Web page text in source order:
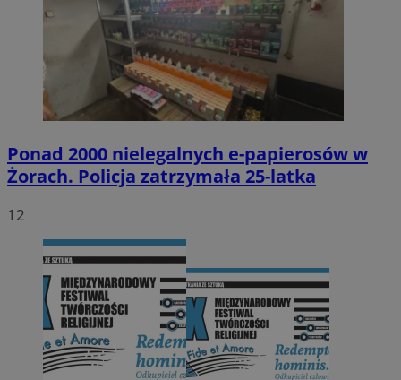
Ponad 2000 nielegalnych e-papierosów w
Żorach. Policja zatrzymała 25-latka
12